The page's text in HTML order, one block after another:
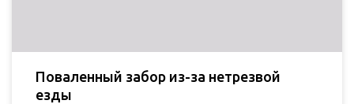
Поваленный забор из-за нетрезвой
езды